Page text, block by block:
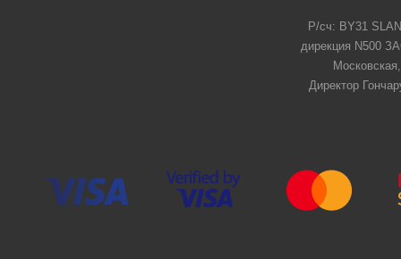
Р/сч: BY31
дирекция N500
Директор